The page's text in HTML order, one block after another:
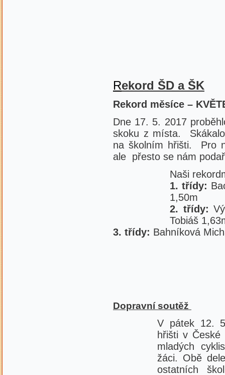
Rekord ŠD a ŠK
Rekord měsíce –
Dne 17. 5. 2017
skoku z místa.
na školním hřišti. Pro
ale přesto se nám
Naši
1. třídy:
1,50m
2. třídy:
Tobiáš
3. třídy: Bahníková
Dopravní soutěž
V pátek 12.
hřišti v
mladých
žáci. Obě
ostatních